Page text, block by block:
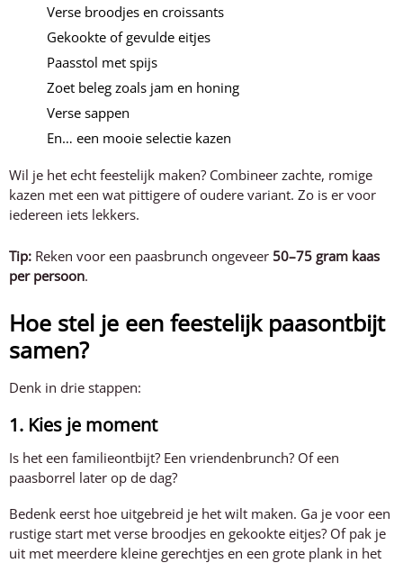
Verse broodjes en croissants
Gekookte of gevulde eitjes
Paasstol met spijs
Zoet beleg zoals jam en honing
Verse sappen
En… een mooie selectie kazen
Wil je het echt feestelijk maken? Combineer zachte, romige
kazen met een wat pittigere of oudere variant. Zo is er voor
iedereen iets lekkers.
Tip: Reken voor een paasbrunch ongeveer 50–75 gram kaas
per persoon.
Hoe stel je een feestelijk paasontbijt
samen?
Denk in drie stappen:
1. Kies je moment
Is het een familieontbijt? Een vriendenbrunch? Of een
paasborrel later op de dag?
Bedenk eerst hoe uitgebreid je het wilt maken. Ga je voor een
rustige start met verse broodjes en gekookte eitjes? Of pak je
uit met meerdere kleine gerechtjes en een grote plank in het